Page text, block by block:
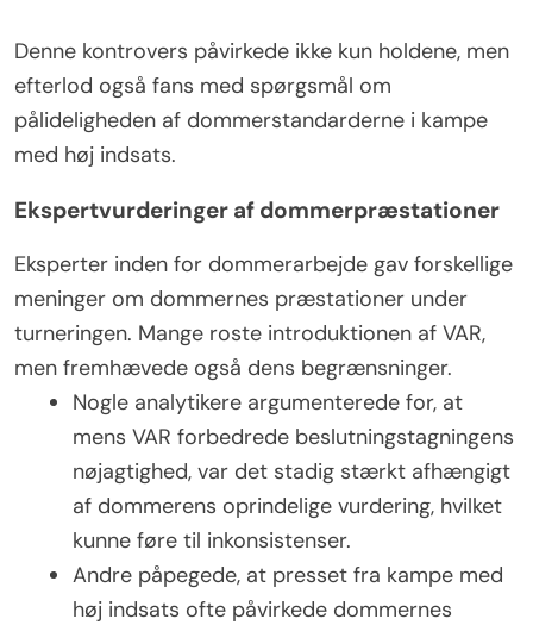
Denne kontrovers påvirkede ikke kun holdene, men
efterlod også fans med spørgsmål om
pålideligheden af dommerstandarderne i kampe
med høj indsats.
Ekspertvurderinger af dommerpræstationer
Eksperter inden for dommerarbejde gav forskellige
meninger om dommernes præstationer under
turneringen. Mange roste introduktionen af VAR,
men fremhævede også dens begrænsninger.
Nogle analytikere argumenterede for, at
mens VAR forbedrede beslutningstagningens
nøjagtighed, var det stadig stærkt afhængigt
af dommerens oprindelige vurdering, hvilket
kunne føre til inkonsistenser.
Andre påpegede, at presset fra kampe med
høj indsats ofte påvirkede dommernes